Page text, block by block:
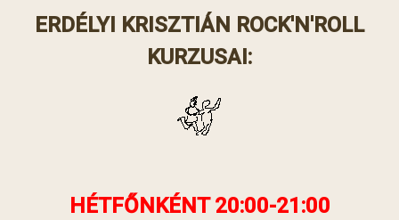
ERDÉLYI KRISZTIÁN ROCK'N'ROLL
KURZUSAI:
HÉTFŐNKÉNT 20:00-21:00